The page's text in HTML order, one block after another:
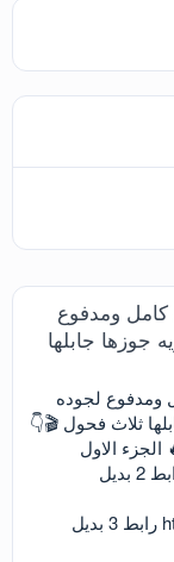
ومدفوع
جوزها جابلها
لجوده
ثلاث فحول 🎬👇
الاول
https://luluvid.com/d/4e9bgr52qj8x ارابط 2 بديل
https://playmogo.com/d/6kzqcgtxkcvk رابط 3 بديل